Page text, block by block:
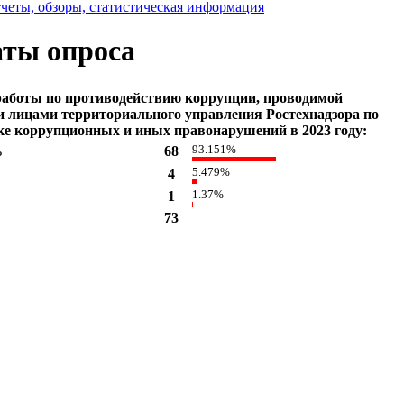
обзоры, статистическая информация
опроса
по противодействию коррупции, проводимой
территориального управления Ростехнадзора по
коррупционных и иных правонарушений в 2023 году:
68 93.151%
4 5.479%
1 1.37%
73